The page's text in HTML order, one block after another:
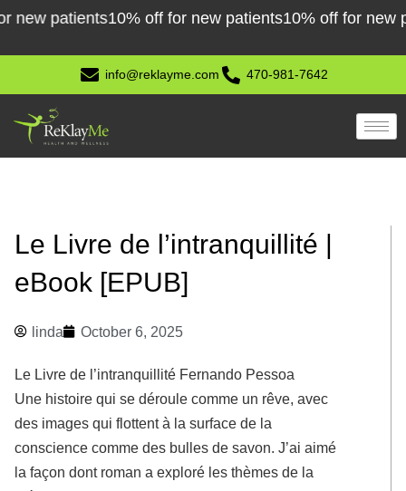
Skip
content
patients10% off for new patients10% off for new
info@reklayme.com 470-981-7642
Le Livre de l’intranquillité |
eBook [EPUB]
linda October 6, 2025
Le Livre de l’intranquillité Fernando Pessoa
Une histoire qui se déroule comme un rêve, avec
des images qui flottent à la surface de la
conscience comme des bulles de savon. J’ai aimé
la façon dont roman a exploré les thèmes de la